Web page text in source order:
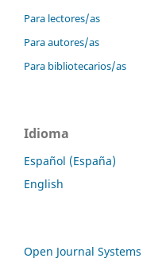
Para lectores/as
Para autores/as
Para bibliotecarios/as
Idioma
Español (España)
English
Open Journal Systems